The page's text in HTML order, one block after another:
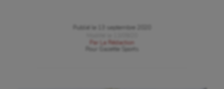
Publié le
13 septembre 2020
Par
La Rédaction
Gazette Sports